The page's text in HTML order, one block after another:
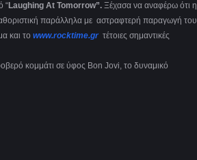
“Laughing At Tomorrow”. Ξέχασα να αναφέρω ότι η
παράλληλα με αστραφτερή παραγωγή του
και το www.rocktime.grτέτοιες σημαντικές
κομμάτι σε ύφος Bon Jovi, το δυναμικό